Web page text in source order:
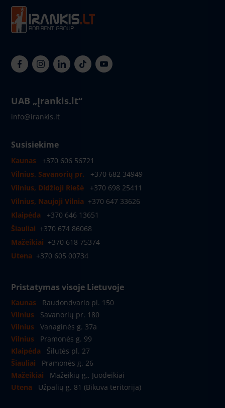
UAB „Įrankis.lt“
info@irankis.lt
Susisiekime
Kaunas
+370 606 56721
Vilnius, Savanorių pr.
+370 682 34949
Vilnius, Didžioji Riešė
+370 698 25411
Vilnius, Naujoji Vilnia +370 647 33626
Klaipėda
+370 646 13651
Šiauliai +370 674 86068
Mažeikiai +370 618 75374
Utena +370 605 00734
Pristatymas visoje Lietuvoje
Kaunas
Raudondvario pl. 150
Vilnius
Savanorių pr. 180
Vilnius
Vanaginės g. 37a
Vilnius
Pramonės g. 99
Klaipėda
Šilutės pl. 27
Šiauliai
Pramonės g. 26
Mažeikiai
Mažeikių g., Juodeikiai
Utena
Užpalių g. 81 (Bikuva teritorija)